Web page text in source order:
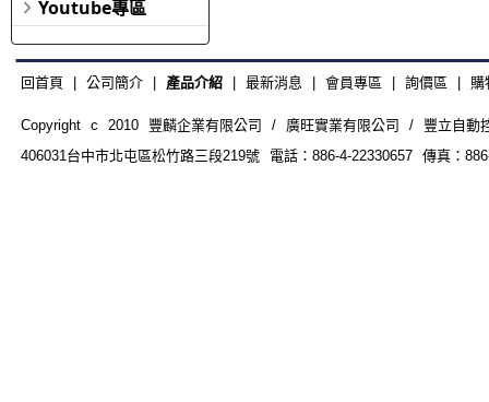
Youtube專區
回首頁 公司簡介| 產品介紹| 最新消息 會員專區 詢價區 購
Copyright c 2010 豐麟企業有限公司 / 廣旺實業有限公司 / 豐立自動
406031台中市北屯區松竹路三段219號 電話：886-4-22330657 傳真：